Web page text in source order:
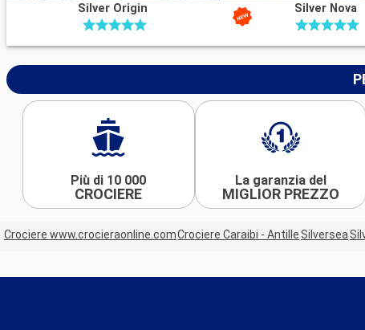
Silver Origin Silver Nova
Più di 10 000
CROCIERE
La garanzia del
MIGLIOR PREZZO
Crociere www.crocieraonline.comCrociere Caraibi - AntilleSilversea